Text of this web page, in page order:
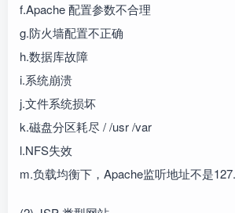
f.Apache 配置参数不合理
g.防火墙配置不正确
h.数据库故障
i.系统崩溃
j.文件系统损坏
k.磁盘分区耗尽 / /usr /var
l.NFS失效
m.负载均衡下，Apache监听地址不是